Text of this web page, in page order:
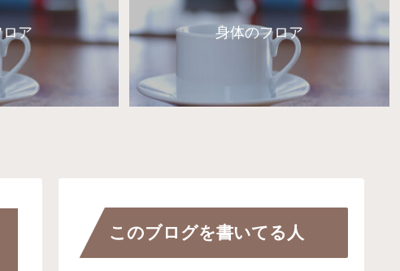
ロア 身体のフロア
このブログを書いてる人